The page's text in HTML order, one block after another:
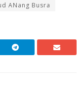
ANang Busra